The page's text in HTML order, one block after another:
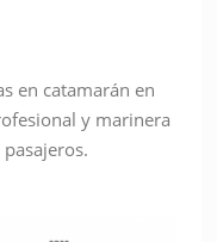
en catamarán en
y marinera